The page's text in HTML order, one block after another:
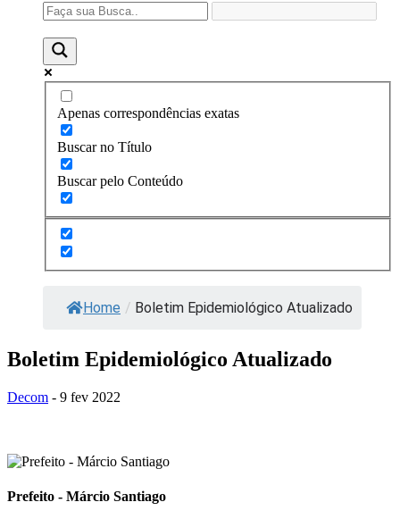
Apenas correspondências exatas
Buscar no Título
Buscar pelo Conteúdo
Home / Boletim Epidemiológico Atualizado
Boletim Epidemiológico Atualizado
Decom - 9 fev 2022
Prefeito - Márcio Santiago